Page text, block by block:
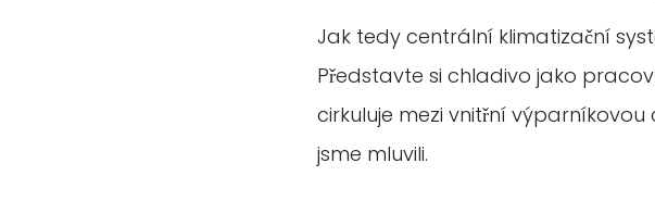
Jak tedy centrální klimatizační
Představte si chladivo jako
cirkuluje mezi vnitřní
jsme mluvili.